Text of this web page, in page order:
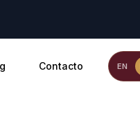
Contacto EN